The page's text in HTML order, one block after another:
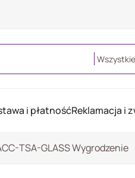
i płatnośćReklamacja i
TSA-GLASS Wygrodzenie